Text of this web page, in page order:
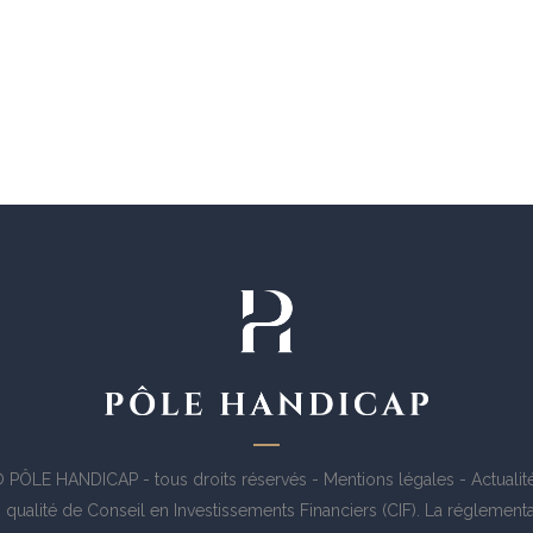
PÔLE HANDICAP - tous droits réservés - Mentions légales -
de Conseil en Investissements Financiers (CIF). La